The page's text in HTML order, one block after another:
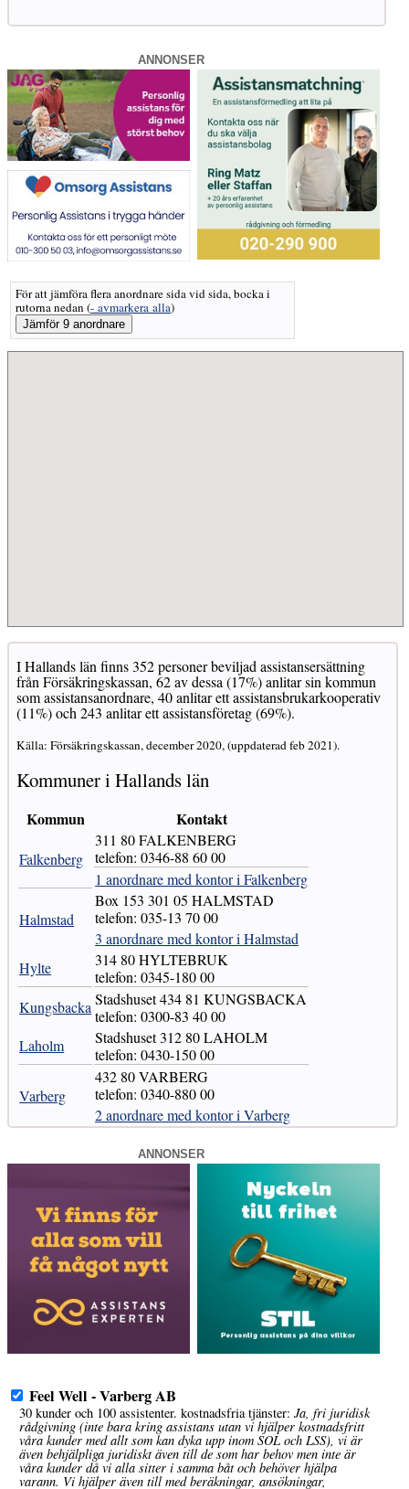
ANNONSER
För att jämföra flera anordnare sida vid sida, bocka i
rutorna nedan(- avmarkera alla)
I Hallands län finns 352 personer beviljad assistansersättning
från Försäkringskassan, 62 av dessa (17%) anlitar sin kommun
som assistansanordnare, 40 anlitar ett assistansbrukarkooperativ
(11%) och 243 anlitar ett assistansföretag (69%).
Källa: Försäkringskassan, december 2020, (uppdaterad feb 2021).
Kommuner i Hallands län
Kommun Kontakt
Falkenberg
311 80 FALKENBERG
telefon: 0346-88 60 00
1 anordnare med kontor i Falkenberg
Halmstad
Box 153 301 05 HALMSTAD
telefon: 035-13 70 00
3 anordnare med kontor i Halmstad
Hylte
314 80 HYLTEBRUK
telefon: 0345-180 00
Kungsbacka Stadshuset 434 81 KUNGSBACKA
telefon: 0300-83 40 00
Laholm
Stadshuset 312 80 LAHOLM
telefon: 0430-150 00
Varberg
432 80 VARBERG
telefon: 0340-880 00
2 anordnare med kontor i Varberg
ANNONSER
Feel Well - Varberg AB
30 kunder och 100 assistenter. kostnadsfria tjänster:Ja, fri juridisk
rådgivning (inte bara kring assistans utan vi hjälper kostnadsfritt
våra kunder med allt som kan dyka upp inom SOL och LSS), vi är
även behjälpliga juridiskt även till de som har behov men inte är
våra kunder då vi alla sitter i samma båt och behöver hjälpa
varann. Vi hjälper även till med beräkningar, ansökningar,